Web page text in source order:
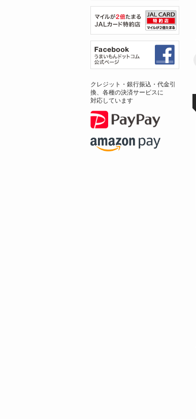
クレジット・銀行振込・代金引
換、各種の決済サービスに
対応しています